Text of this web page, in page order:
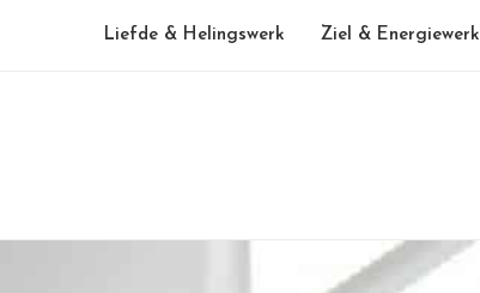
Liefde & Helingswerk Ziel & Energiewerk